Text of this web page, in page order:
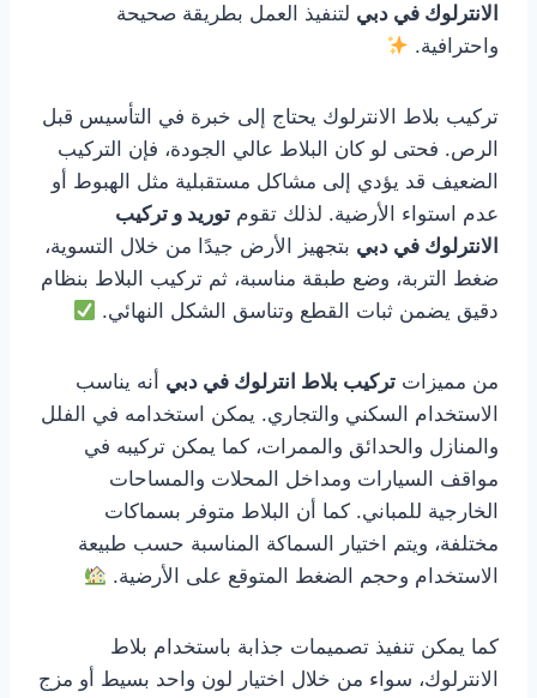
الانترلوك في دبي لتنفيذ العمل بطريقة صحيحة
واحترافية.
تركيب بلاط الانترلوك يحتاج إلى خبرة في التأسيس قبل
الرص. فحتى لو كان البلاط عالي الجودة، فإن التركيب
الضعيف قد يؤدي إلى مشاكل مستقبلية مثل الهبوط أو
عدم استواء الأرضية. لذلك تقوم توريد و تركيب
الانترلوك في دبي بتجهيز الأرض جيدًا من خلال التسوية،
ضغط التربة، وضع طبقة مناسبة، ثم تركيب البلاط بنظام
دقيق يضمن ثبات القطع وتناسق الشكل النهائي.
من مميزات تركيب بلاط انترلوك في دبي أنه يناسب
الاستخدام السكني والتجاري. يمكن استخدامه في الفلل
والمنازل والحدائق والممرات، كما يمكن تركيبه في
مواقف السيارات ومداخل المحلات والمساحات
الخارجية للمباني. كما أن البلاط متوفر بسماكات
مختلفة، ويتم اختيار السماكة المناسبة حسب طبيعة
الاستخدام وحجم الضغط المتوقع على الأرضية.
كما يمكن تنفيذ تصميمات جذابة باستخدام بلاط
الانترلوك، سواء من خلال اختيار لون واحد بسيط أو مزج